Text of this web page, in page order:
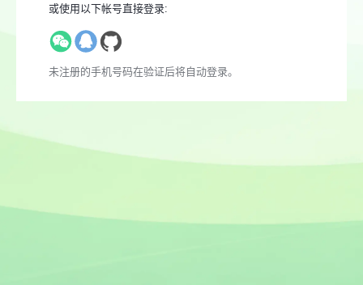
或使用以下帐号直接登录:
未注册的手机号码在验证后将自动登录。